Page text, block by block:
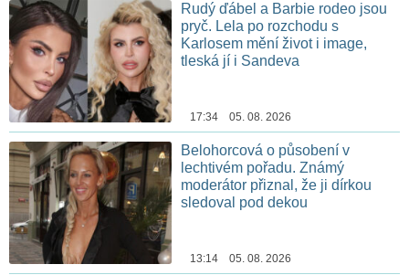
Rudý ďábel a Barbie rodeo jsou
pryč. Lela po rozchodu s
Karlosem mění život i image,
tleská jí i Sandeva
17:34 05. 08. 2026
Belohorcová o působení v
lechtivém pořadu. Známý
moderátor přiznal, že ji dírkou
sledoval pod dekou
13:14 05. 08. 2026